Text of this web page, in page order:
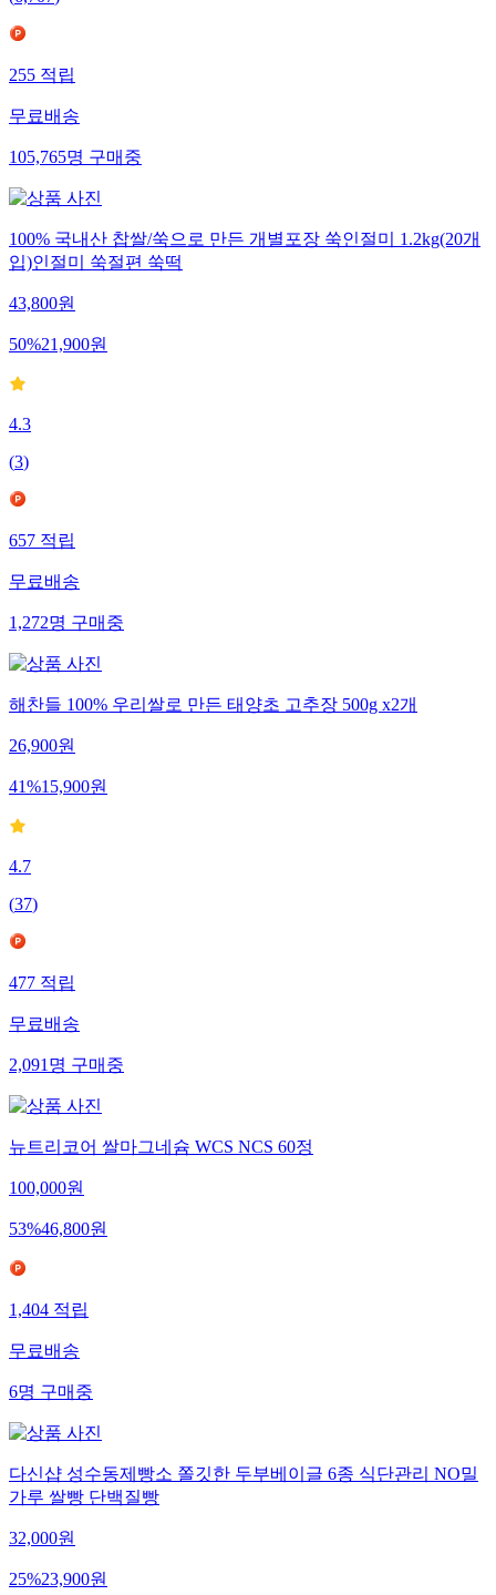
255적립
무료배송
105,765명구매중
100% 국내산 찹쌀/쑥으로 만든 개별포장 쑥인절미 1.2kg(20개
입)인절미 쑥절편 쑥떡
43,800원
50%21,900원
4.3
(3)
657적립
무료배송
1,272명구매중
해찬들 100% 우리쌀로 만든 태양초 고추장 500g x2개
26,900원
41%15,900원
4.7
(37)
477적립
무료배송
2,091명구매중
뉴트리코어 쌀마그네슘 WCS NCS 60정
100,000원
53%46,800원
1,404적립
무료배송
6명구매중
다신샵 성수동제빵소 쫄깃한 두부베이글 6종 식단관리 NO밀
가루 쌀빵 단백질빵
32,000원
25%23,900원